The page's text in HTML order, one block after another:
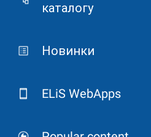
каталогу
Новинки
ELiS WebApps